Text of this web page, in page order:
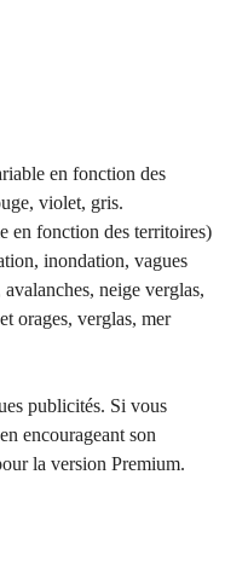
en fonction des
violet, gris.
en fonction des territoires)
inondation, vagues
neige verglas,
orages, verglas, mer
publicités. Si vous
encourageant son
la version Premium.